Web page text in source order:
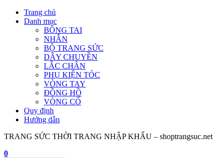
Skip
Trang chủ
Danh mục
BÔNG TAI
NHẪN
BỘ TRANG SỨC
DÂY CHUYỀN
LẮC CHÂN
PHỤ KIỆN TÓC
VÒNG TAY
ĐỒNG HỒ
VÒNG CỔ
Quy định
Hướng dẫn
TRANG SỨC THỜI TRANG NHẬP KHẨU – shoptrangsuc.net
0